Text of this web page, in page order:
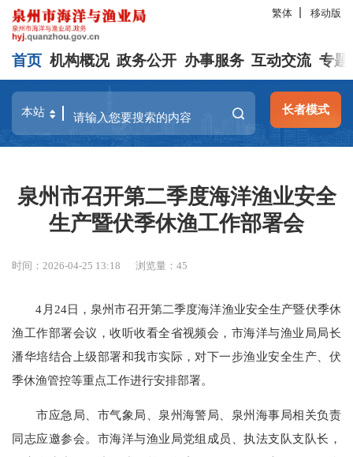
繁体 移动版
首页 机构概况 政务公开 办事服务 互动交流 专题
长者模式
泉州市召开第二季度海洋渔业安全
生产暨伏季休渔工作部署会
时间：2026-04-25 13:18 浏览量：45
4月24日，泉州市召开第二季度海洋渔业安全生产暨伏季休
渔工作部署会议，收听收看全省视频会，市海洋与渔业局局长
潘华培结合上级部署和我市实际，对下一步渔业安全生产、伏
季休渔管控等重点工作进行安排部署。
市应急局、市气象局、泉州海警局、泉州海事局相关负责
同志应邀参会。市海洋与渔业局党组成员、执法支队支队长，